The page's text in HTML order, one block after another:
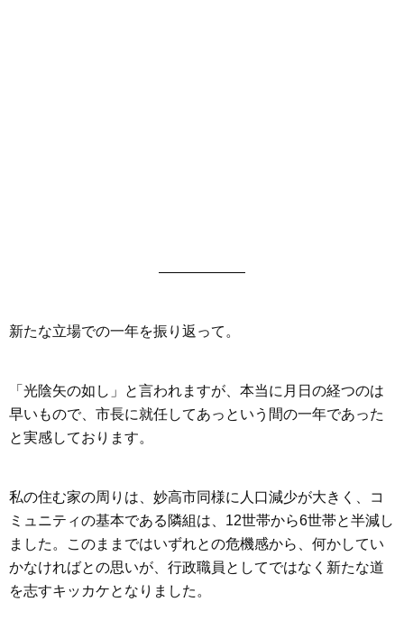
——————
新たな立場での一年を振り返って。
「光陰矢の如し」と言われますが、本当に月日の経つのは
早いもので、市長に就任してあっという間の一年であった
と実感しております。
私の住む家の周りは、妙高市同様に人口減少が大きく、コ
ミュニティの基本である隣組は、12世帯から6世帯と半減し
ました。このままではいずれとの危機感から、何かしてい
かなければとの思いが、行政職員としてではなく新たな道
を志すキッカケとなりました。